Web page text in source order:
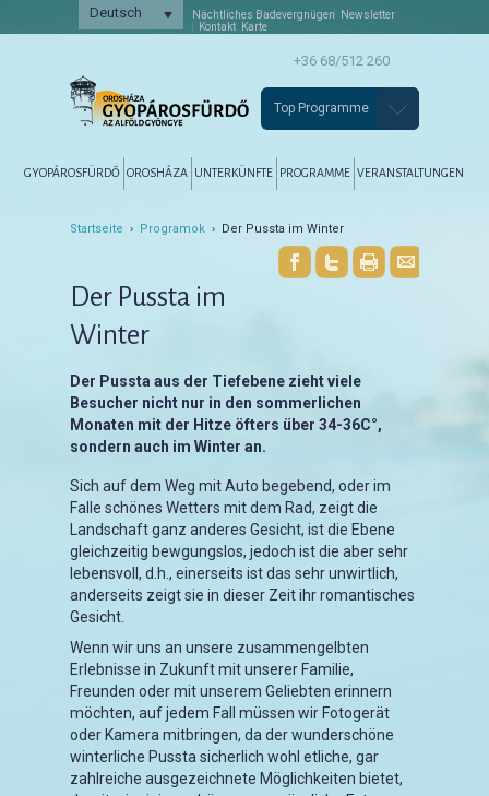
Deutsch Nächtliches Badevergnügen
Newsletter
Kontakt
Karte
+36 68/512 260
Top Programme
Tovább az elsődleges tartalomra
Tovább a másodlagos tartalomra
GYOPÁROSFÜRDŐ OROSHÁZA UNTERKÜNFTE PROGRAMME VERANSTALTUNGEN
Startseite › Programok › Der Pussta im Winter
Der Pussta im
Winter
Der Pussta aus der Tiefebene zieht viele
Besucher nicht nur in den sommerlichen
Monaten mit der Hitze öfters über 34-36C°,
sondern auch im Winter an.
Sich auf dem Weg mit Auto begebend, oder im
Falle schönes Wetters mit dem Rad, zeigt die
Landschaft ganz anderes Gesicht, ist die Ebene
gleichzeitig bewgungslos, jedoch ist die aber sehr
lebensvoll, d.h., einerseits ist das sehr unwirtlich,
anderseits zeigt sie in dieser Zeit ihr romantisches
Gesicht.
Wenn wir uns an unsere zusammengelbten
Erlebnisse in Zukunft mit unserer Familie,
Freunden oder mit unserem Geliebten erinnern
möchten, auf jedem Fall müssen wir Fotogerät
oder Kamera mitbringen, da der wunderschöne
winterliche Pussta sicherlich wohl etliche, gar
zahlreiche ausgezeichnete Möglichkeiten bietet,